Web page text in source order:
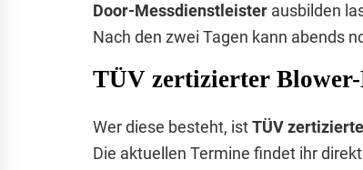
Door-Messdienstleister ausbilden
Nach den zwei Tagen kann abends
TÜV zertizierter
Wer diese besteht, istTÜV
Die aktuellen Termine findet ihr